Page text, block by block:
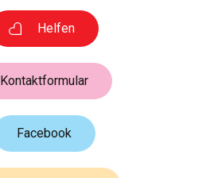
Helfen
Kontaktformular
Facebook